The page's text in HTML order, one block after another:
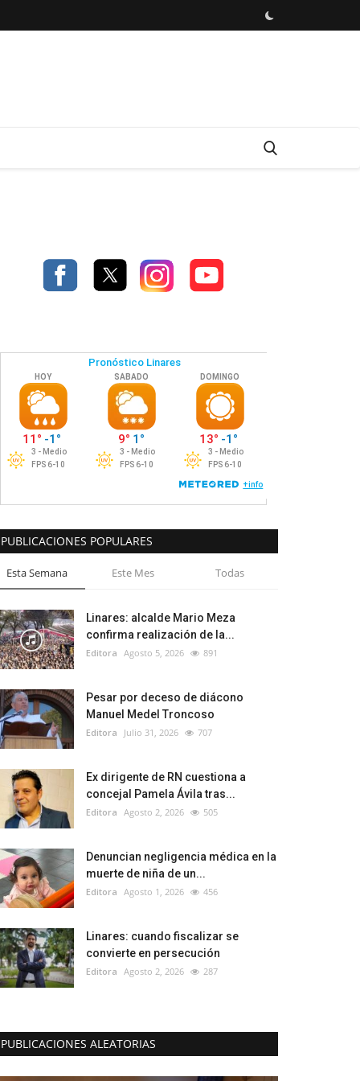
PUBLICACIONES POPULARES
Esta Semana Este Mes Todas
Linares: alcalde Mario Meza
confirma realización de la...
Editora Agosto 5, 2026 891
Pesar por deceso de diácono
Manuel Medel Troncoso
Editora Julio 31, 2026 707
Ex dirigente de RN cuestiona a
concejal Pamela Ávila tras...
Editora Agosto 2, 2026 505
Denuncian negligencia médica en la
muerte de niña de un...
Editora Agosto 1, 2026 456
Linares: cuando fiscalizar se
convierte en persecución
Editora Agosto 2, 2026 287
PUBLICACIONES ALEATORIAS